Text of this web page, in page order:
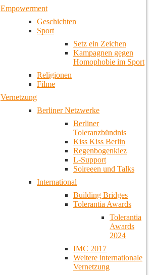
Empowerment
Geschichten
Sport
Setz ein Zeichen
Kampagnen gegen
Homophobie im Sport
Religionen
Filme
Vernetzung
Berliner Netzwerke
Berliner
Toleranzbündnis
Kiss Kiss Berlin
Regenbogenkiez
L-Support
Soireeen und Talks
International
Building Bridges
Tolerantia Awards
Tolerantia
Awards
2024
IMC 2017
Weitere internationale
Vernetzung